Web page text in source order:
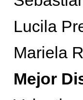
Lucila
Mariela
Mejor